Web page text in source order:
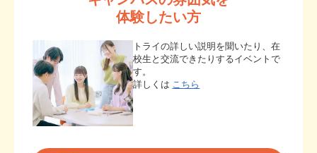
体験したい方
トライの詳しい説明を聞いたり、在
校生と交流できたりするイベントで
す。
詳しくは こちら